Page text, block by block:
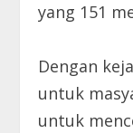
yang 151
Dengan
untuk
untuk